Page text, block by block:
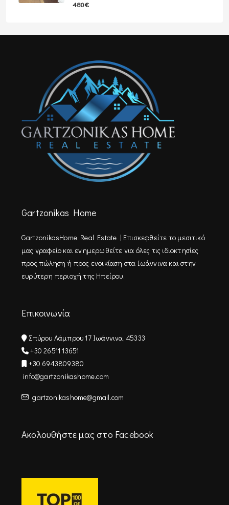
480€
Gartzonikas Home
GartzonikasHome Real Estate | Επισκεφθείτε τo μεσιτικό
μας γραφείο και ενημερωθείτε για όλες τις ιδιοκτησίες
προς πώληση ή προς ενοικίαση στα Ιωάννινα και στην
ευρύτερη περιοχή της Ηπείρου.
Επικοινωνία
Σπύρου Λάμπρου 17 Ιωάννινα, 45333
+30 26511 13651
+30 6943809380
info@gartzonikashome.com
gartzonikashome@gmail.com
Ακολουθήστε μας στο Facebook